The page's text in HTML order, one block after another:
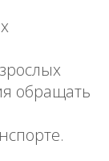
обращать